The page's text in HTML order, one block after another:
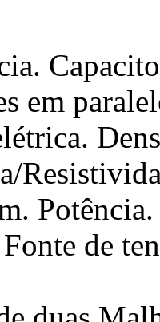
em
Potência.
de